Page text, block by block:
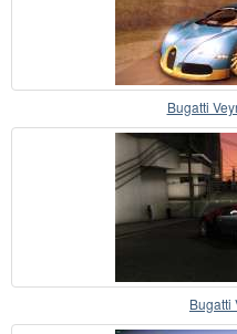
Bugatti
Bugatti